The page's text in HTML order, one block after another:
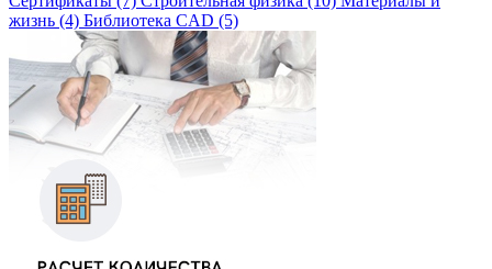
жизнь (4) Библиотека CAD (5)